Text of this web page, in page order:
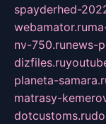
spayderhed-
webamator.ru
nv-750.runews-
dizfiles.ru
planeta-
matrasy-
dotcustoms.ru